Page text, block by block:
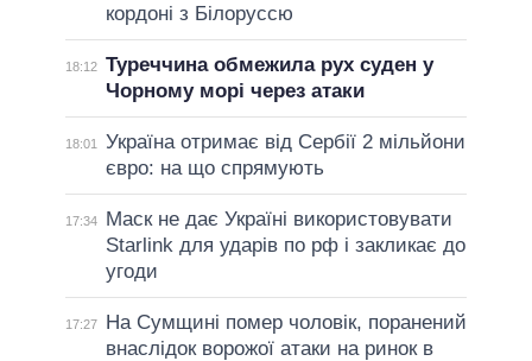
кордоні з Білоруссю
18:12 Туреччина обмежила рух суден у
Чорному морі через атаки
18:01
Україна отримає від Сербії 2 мільйони
євро: на що спрямують
17:34
Маск не дає Україні використовувати
Starlink для ударів по рф і закликає до
угоди
17:27
На Сумщині помер чоловік, поранений
внаслідок ворожої атаки на ринок в